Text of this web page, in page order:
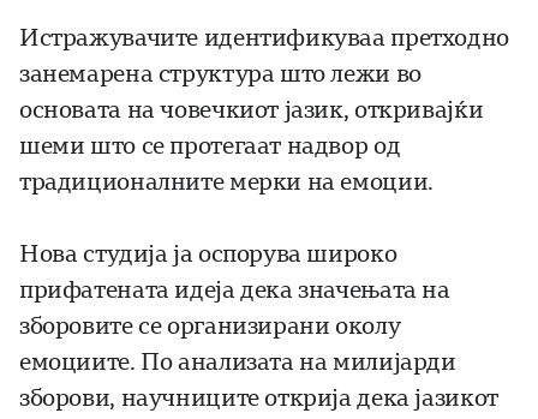
Истражувачите идентификуваа претходно
занемарена структура што лежи во
основата на човечкиот јазик, откривајќи
шеми што се протегаат надвор од
традиционалните мерки на емоции.
Нова студија ја оспорува широко
прифатената идеја дека значењата на
зборовите се организирани околу
емоциите. По анализата на милијарди
зборови, научниците открија дека јазикот